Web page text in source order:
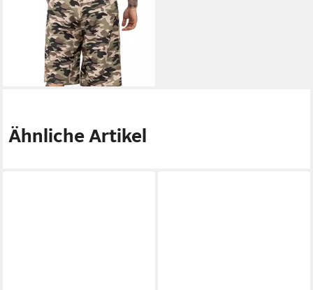
Badeshorts Lonsdale
Beachshort Ballymena
auffälliges Camouflage-Design
ab 49,80 €
lieferbar - in 3-4 Werktagen bei dir
Ähnliche Artikel